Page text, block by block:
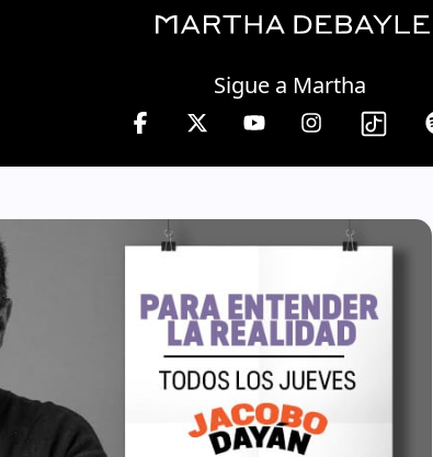
Sigue a Martha
a viernes de 10 a 13 hrs.